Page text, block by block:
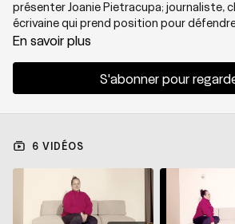
présenter Joanie Pietracupa; journaliste,
écrivaine qui prend position pour
diversité corporelle dans les différentes
conviction qui a su développer une
En savoir plus
S'abonner pour
6 VIDÉOS